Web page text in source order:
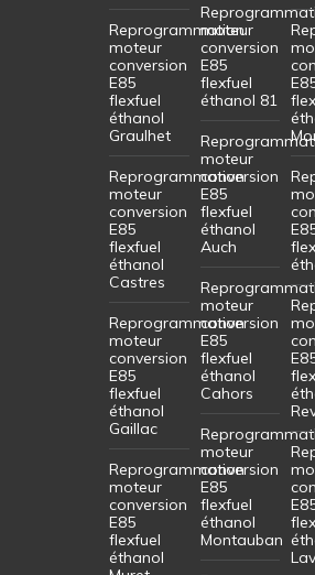
Reprogrammation
moteur
conversion
E85
flexfuel
éthanol
Graulhet
Reprogrammation
moteur
conversion
E85
flexfuel
éthanol
Castres
Reprogrammation
moteur
conversion
E85
flexfuel
éthanol
Gaillac
Reprogrammation
moteur
conversion
E85
flexfuel
éthanol
moteur
conversion
E85
flexfuel
éthanol 81
moteur
conversion
E85
flexfuel
éthanol
Auch
moteur
conversion
E85
flexfuel
éthanol
Cahors
moteur
conversion
E85
flexfuel
éthanol
Montauban